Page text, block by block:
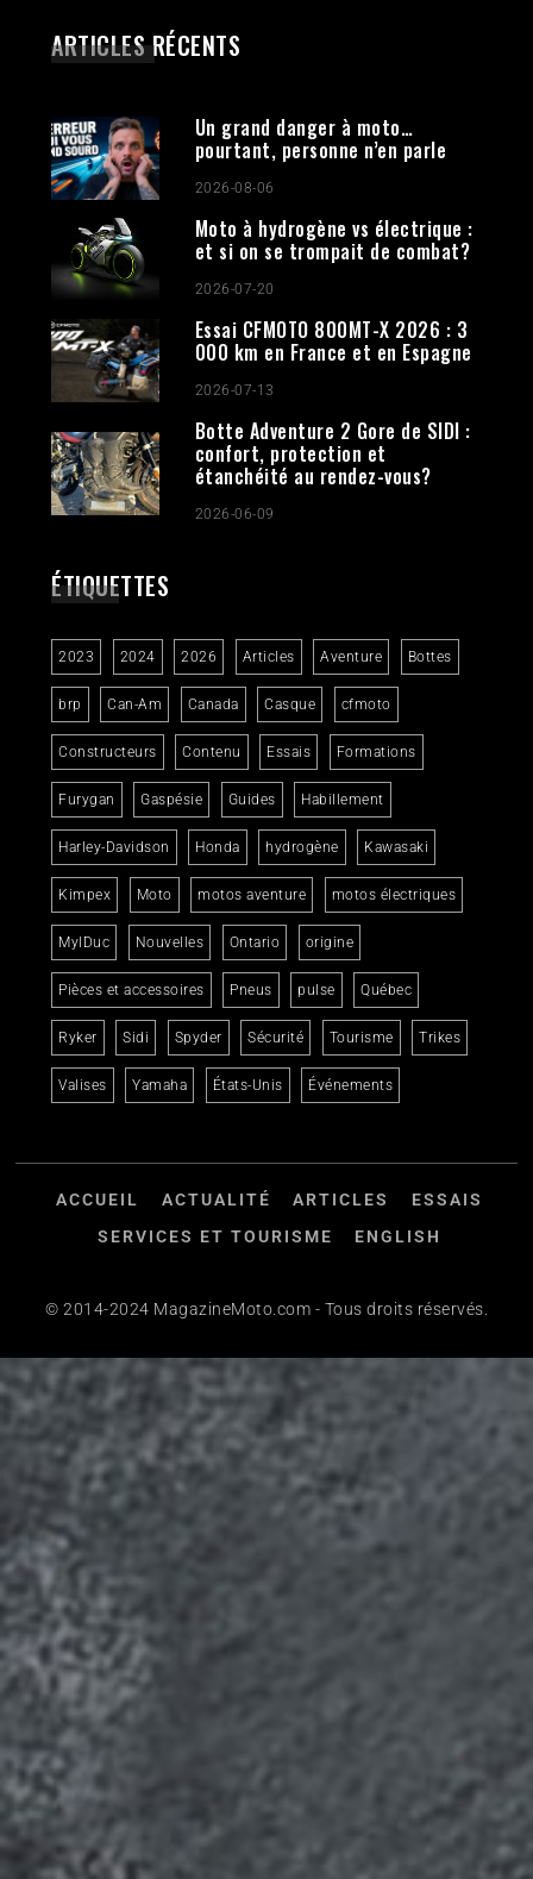
ARTICLES RÉCENTS
Un grand danger à moto…
pourtant, personne n’en parle
2026-08-06
Moto à hydrogène vs électrique :
et si on se trompait de combat?
2026-07-20
Essai CFMOTO 800MT-X 2026 : 3
000 km en France et en Espagne
2026-07-13
Botte Adventure 2 Gore de SIDI :
confort, protection et
étanchéité au rendez-vous?
2026-06-09
ÉTIQUETTES
2023 2024 2026 Articles Aventure Bottes
brp Can-Am Canada Casque cfmoto
Constructeurs Contenu Essais Formations
Furygan Gaspésie Guides Habillement
Harley-Davidson Honda hydrogène Kawasaki
Kimpex Moto motos aventure motos électriques
MylDuc Nouvelles Ontario origine
Pièces et accessoires Pneus pulse Québec
Ryker Sidi Spyder Sécurité Tourisme Trikes
Valises Yamaha États-Unis Événements
ACCUEIL ACTUALITÉ ARTICLES
ESSAIS
SERVICES ET TOURISME
ENGLISH
© 2014-2024 MagazineMoto.com - Tous droits réservés.